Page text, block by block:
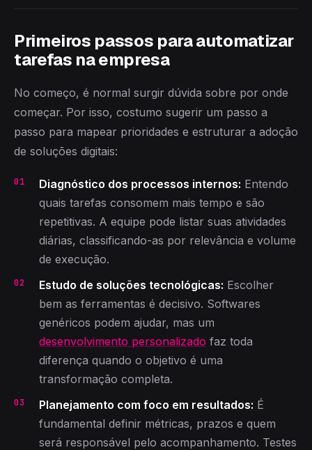
Primeiros passos para automatizar
tarefas na empresa
No começo, é normal surgir dúvida sobre por onde
começar. Por isso, costumo sugerir um passo a
passo para mapear prioridades e estruturar a adoção
de soluções digitais:
Diagnóstico dos processos internos: Entendo
quais tarefas consomem mais tempo e são
repetitivas. A equipe pode listar suas atividades
diárias, classificando-as por relevância e volume
de execução.
Estudo de soluções tecnológicas: Escolher
bem as ferramentas é decisivo. Softwares
genéricos podem ajudar, mas um
desenvolvimento personalizado faz toda
diferença quando o objetivo é uma
transformação completa.
Planejamento com foco em resultados: É
fundamental definir métricas, prazos e quem
será responsável pelo acompanhamento. Testes